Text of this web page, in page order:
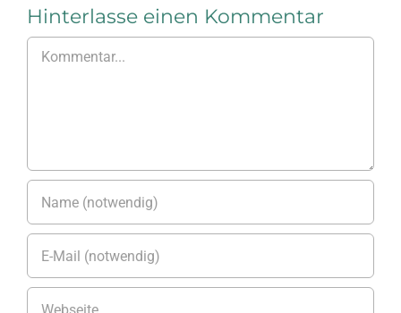
Hinterlasse einen Kommentar
Kommentar